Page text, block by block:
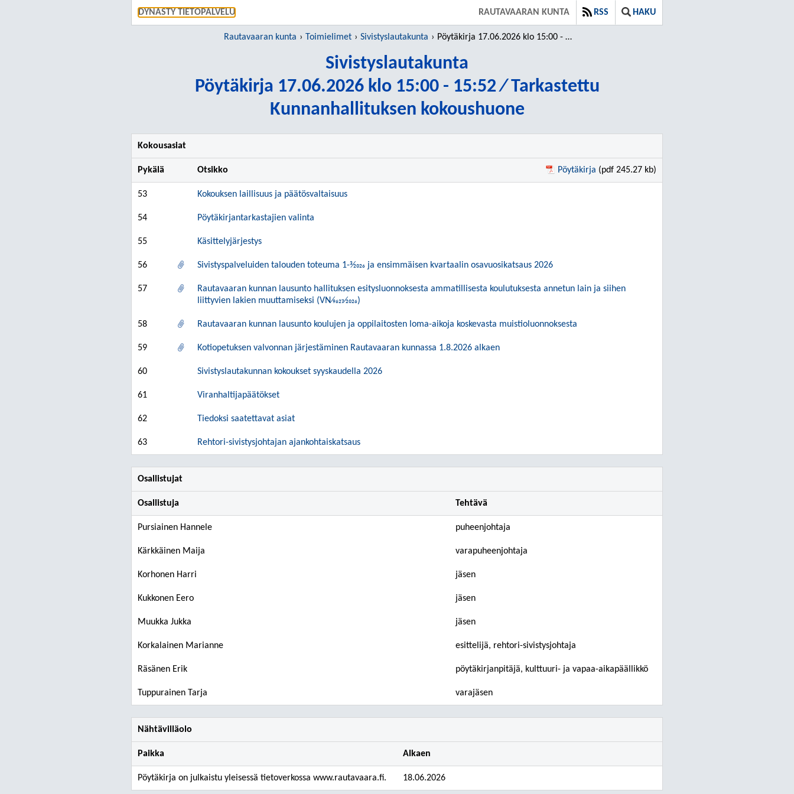
DYNASTY TIETOPALVELU RAUTAVAARAN KUNTA RSS HAKU
Rautavaaran kunta Toimielimet Sivistyslautakunta Pöytäkirja 17.06.2026 klo 15:00 - 15:52 ⁄ Tarkastettu
Sivistyslautakunta
Pöytäkirja 17.06.2026 klo 15:00 - 15:52 ⁄ Tarkastettu
Kunnanhallituksen kokoushuone
Kokousasiat
Pykälä Otsikko Pöytäkirja (pdf 245.27 kb)
53 Kokouksen laillisuus ja päätösvaltaisuus
54 Pöytäkirjantarkastajien valinta
55 Käsittelyjärjestys
56 Sivistyspalveluiden talouden toteuma 1-3⁄2026 ja ensimmäisen kvartaalin osavuosikatsaus 2026
57
Rautavaaran kunnan lausunto hallituksen esitysluonnoksesta ammatillisesta koulutuksesta annetun lain ja siihen
liittyvien lakien muuttamiseksi (VN⁄9627⁄2026)
58 Rautavaaran kunnan lausunto koulujen ja oppilaitosten loma-aikoja koskevasta muistioluonnoksesta
59 Kotiopetuksen valvonnan järjestäminen Rautavaaran kunnassa 1.8.2026 alkaen
60 Sivistyslautakunnan kokoukset syyskaudella 2026
61 Viranhaltijapäätökset
62 Tiedoksi saatettavat asiat
63 Rehtori-sivistysjohtajan ajankohtaiskatsaus
Osallistujat
Osallistuja Tehtävä
Pursiainen Hannele puheenjohtaja
Kärkkäinen Maija varapuheenjohtaja
Korhonen Harri jäsen
Kukkonen Eero jäsen
Muukka Jukka jäsen
Korkalainen Marianne esittelijä, rehtori-sivistysjohtaja
Räsänen Erik pöytäkirjanpitäjä, kulttuuri- ja vapaa-aikapäällikkö
Tuppurainen Tarja varajäsen
Nähtävilläolo
Paikka Alkaen
Pöytäkirja on julkaistu yleisessä tietoverkossa www.rautavaara.fi. 18.06.2026